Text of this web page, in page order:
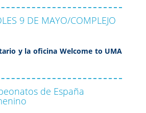
9 DE MAYO/COMPLEJO
y la oficina Welcome to UMA
de España